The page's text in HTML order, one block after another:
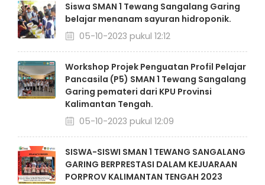
Siswa SMAN 1 Tewang Sangalang Garing
belajar menanam sayuran hidroponik.
05-10-2023 pukul 12:12
Workshop Projek Penguatan Profil Pelajar
Pancasila (P5) SMAN 1 Tewang Sangalang
Garing pemateri dari KPU Provinsi
Kalimantan Tengah.
05-10-2023 pukul 12:09
SISWA-SISWI SMAN 1 TEWANG SANGALANG
GARING BERPRESTASI DALAM KEJUARAAN
PORPROV KALIMANTAN TENGAH 2023